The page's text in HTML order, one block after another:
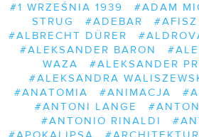
#1 WRZEŚNIA 1939 #ADAM
STRUG
#ADEBAR #AFISZ
#ALBRECHT DÜRER
#ALEKSANDER BARON
WAZA
#ALEKSANDER
#ALEKSANDRA
#ANATOMIA
#ANIMACJA
#ANTONI LANGE
#ANTONIO RINALDI